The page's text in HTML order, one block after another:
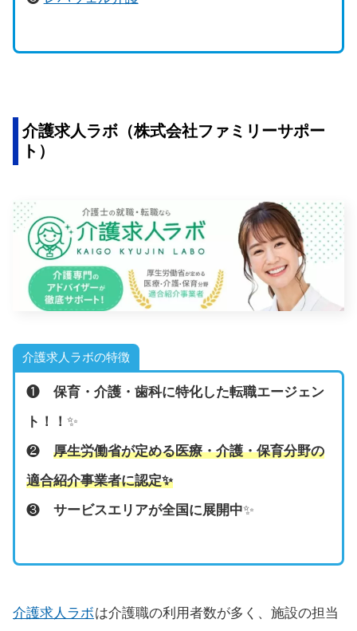
介護求人ラボ（株式会社ファミリーサポー
ト）
介護求人ラボの特徴
❶ 保育・介護・歯科に特化した転職エージェン
ト！！ ✨
❷ 厚生労働省が定める医療・介護・保育分野の
適合紹介事業者に認定✨
❸ サービスエリアが全国に展開中✨
介護求人ラボは介護職の利用者数が多く、施設の担当